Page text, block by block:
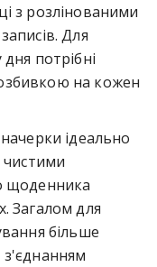
з розлінованими
Для
потрібні
на кожен
ідеально
чистими
щоденника
Загалом для
більше
з'єднанням